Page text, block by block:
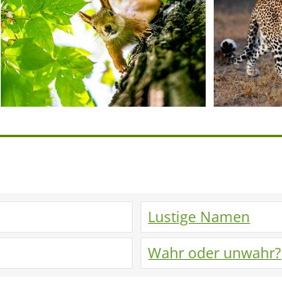
Lustige Namen
Wahr oder unwahr?